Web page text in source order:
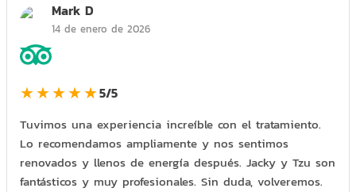
Mark D
14 de enero de 2026
★★★★★5/5
Tuvimos una experiencia increíble con el tratamiento.
Lo recomendamos ampliamente y nos sentimos
renovados y llenos de energía después. Jacky y Tzu son
fantásticos y muy profesionales. Sin duda, volveremos.